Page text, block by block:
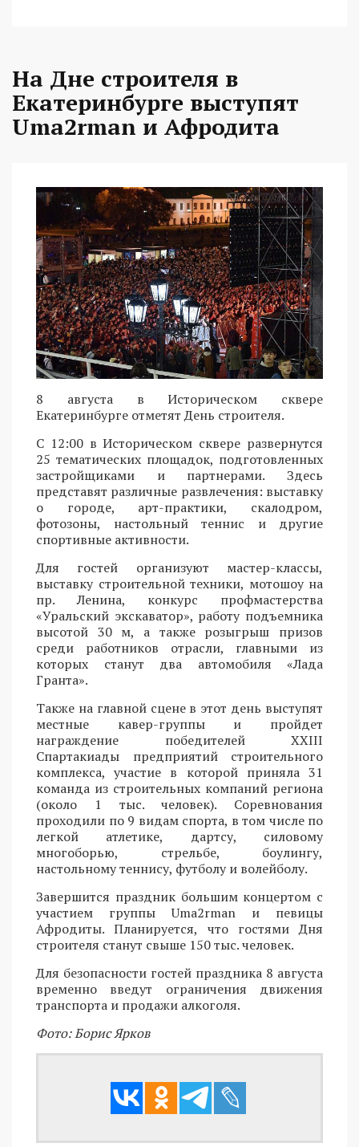
На Дне строителя в
Екатеринбурге выступят
Uma2rman и Афродита
8 августа в Историческом сквере
Екатеринбурге отметят День строителя.
С 12:00 в Историческом сквере развернутся
25 тематических площадок, подготовленных
застройщиками и партнерами. Здесь
представят различные развлечения: выставку
о городе, арт-практики, скалодром,
фотозоны, настольный теннис и другие
спортивные активности.
Для гостей организуют мастер-классы,
выставку строительной техники, мотошоу на
пр. Ленина, конкурс профмастерства
«Уральский экскаватор», работу подъемника
высотой 30 м, а также розыгрыш призов
среди работников отрасли, главными из
которых станут два автомобиля «Лада
Гранта».
Также на главной сцене в этот день выступят
местные кавер-группы и пройдет
награждение победителей XXIII
Спартакиады предприятий строительного
комплекса, участие в которой приняла 31
команда из строительных компаний региона
(около 1 тыс. человек). Соревнования
проходили по 9 видам спорта, в том числе по
легкой атлетике, дартсу, силовому
многоборью, стрельбе, боулингу,
настольному теннису, футболу и волейболу.
Завершится праздник большим концертом с
участием группы Uma2rman и певицы
Афродиты. Планируется, что гостями Дня
строителя станут свыше 150 тыс. человек.
Для безопасности гостей праздника 8 августа
временно введут ограничения движения
транспорта и продажи алкоголя.
Фото: Борис Ярков